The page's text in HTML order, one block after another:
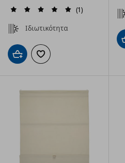
(1)
Ιδιωτικότητα
Προσθήκη στο καλάθι
Προσθήκη στα αγαπημένα